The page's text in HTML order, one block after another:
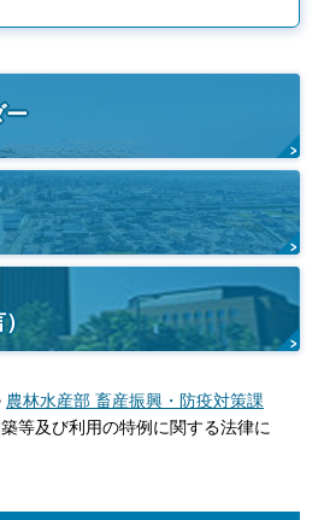
ー
農林水産部 畜産振興・防疫対策課
等及び利用の特例に関する法律に